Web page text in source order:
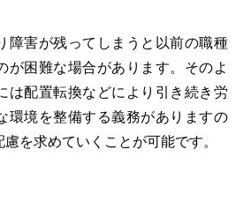
障害が残ってしまうと以前の職種
が困難な場合があります。そのよ
は配置転換などにより引き続き労
環境を整備する義務がありますの
を求めていくことが可能です。